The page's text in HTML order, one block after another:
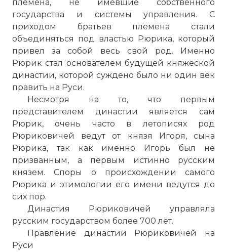
племена, не имевшие собственного
государства и системы управления. С
приходом братьев племена стали
объединяться под властью Рюрика, который
привел за собой весь свой род. Именно
Рюрик стал основателем будущей княжеской
династии, которой суждено было ни один век
править на Руси.
Несмотря на то, что первым
представителем династии является сам
Рюрик, очень часто в летописях род
Рюриковичей ведут от князя Игоря, сына
Рюрика, так как именно Игорь был не
призванным, а первым истинно русским
князем. Споры о происхождении самого
Рюрика и этимологии его имени ведутся до
сих пор.
Династия Рюриковичей управляла
русским государством более 700 лет.
Правление династии Рюриковичей на
Руси